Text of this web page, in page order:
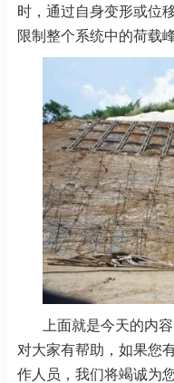
时，通过自身变形或位
限制整个系统中的荷载峰
上面就是今天的内
对大家有帮助，如果您
作人员，我们将竭诚为